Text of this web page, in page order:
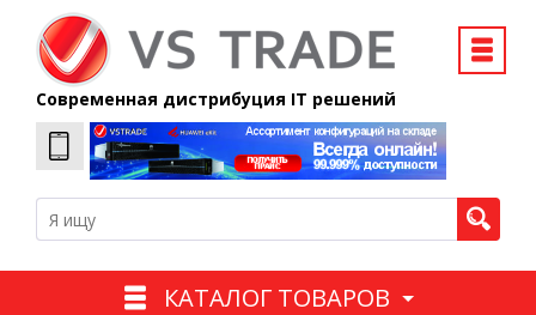
Современная дистрибуция IT решений
КАТАЛОГ ТОВАРОВ